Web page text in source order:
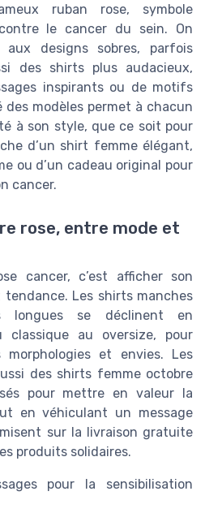
ruban rose, symbole
le cancer du sein. On
designs sobres, parfois
des shirts plus audacieux,
inspirants ou de motifs
des modèles permet à chacun
à son style, que ce soit pour
d’un shirt femme élégant,
ou d’un cadeau original pour
cancer.
rose, entre mode et
cancer, c’est afficher son
Les shirts manches
longues se déclinent en
classique au oversize, pour
morphologies et envies. Les
des shirts femme octobre
pour mettre en valeur la
en véhiculant un message
sur la livraison gratuite
produits solidaires.
pour la sensibilisation